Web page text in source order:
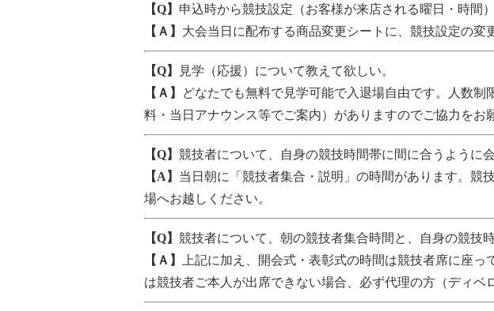
【Q】 申込時から競技設定（お客様が来店される曜日・時間
【Ａ】 大会当日に配布する商品変更シートに、競技設定の変
【Q】
見学（応援）について教えて欲しい。
【Ａ】
どなたでも無料で見学可能で入退場自由です。人数
料・当日アナウンス等でご案内）がありますのでご協力をお
【Q】 競技者について、自身の競技時間帯に間に合うように
【A】 当日朝に「競技者集合・説明」の時間があります。競
場へお越しください。
【Q】 競技者について、朝の競技者集合時間と、自身の競技
【Ａ】
上記に加え、開会式・表彰式の時間は競技者席に座
は競技者ご本人が出席できない場合、必ず代理の方（ディベ